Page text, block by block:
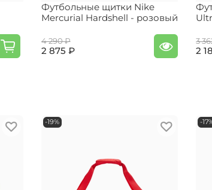
Футбольные щитки Nike
Mercurial Hardshell - розовый
4 290 ₽
2 875 ₽
3
2
-19% -